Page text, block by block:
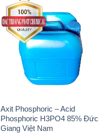
Axit Phosphoric – Acid
Phosphoric H3PO4 85% Đức
Giang Việt Nam